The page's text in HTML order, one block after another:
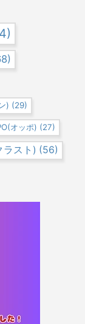
) (29)
オッポ) (27)
スト) (56)